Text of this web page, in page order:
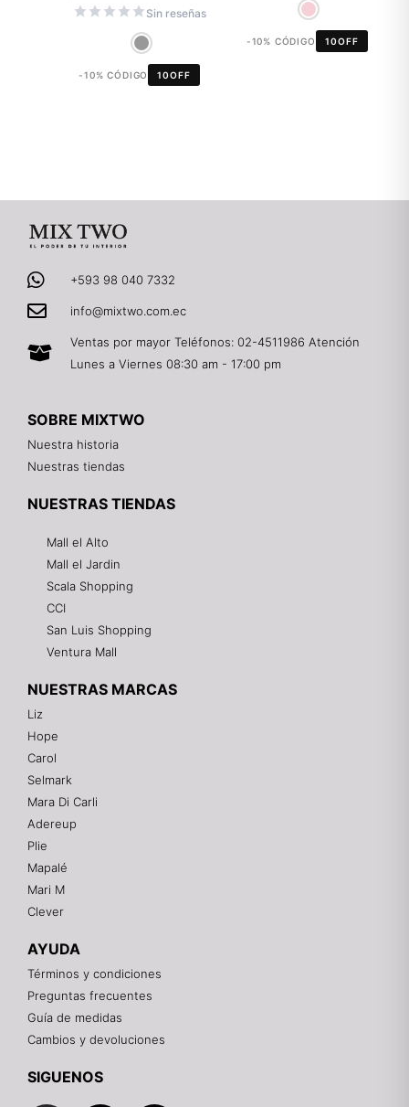
Sin reseñas
-10% CÓDIGO 10OFF
-10% CÓDIGO 10OFF
+593 98 040 7332
info@mixtwo.com.ec
Ventas por mayor Teléfonos: 02-4511986 Atención
Lunes a Viernes 08:30 am - 17:00 pm
SOBRE MIXTWO
Nuestra historia
Nuestras tiendas
NUESTRAS TIENDAS
Mall el Alto
Mall el Jardin
Scala Shopping
CCI
San Luis Shopping
Ventura Mall
NUESTRAS MARCAS
Liz
Hope
Carol
Selmark
Mara Di Carli
Adereup
Plie
Mapalé
Mari M
Clever
AYUDA
Términos y condiciones
Preguntas frecuentes
Guía de medidas
Cambios y devoluciones
SIGUENOS
¡Hola! 👋
Gracias por visitarnos. Te asesoramos
personalmente con tu compra: tallas, envíos y
pagos.
Recuerda: 10% de descuento en tu primera compra
Contáctanos por el canal que prefieras 💕
WhatsApp
Instagram